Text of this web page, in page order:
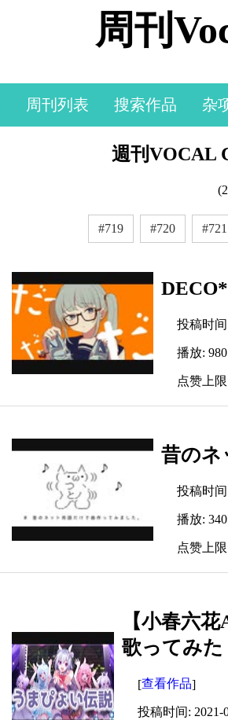
周刊
周刊列表 搜索作品 杂
週刊VOCAL
#719 #720 #721
投稿时间
播放:
点赞上
昔のネ
投稿时间
播放:
点赞上
【小春六
歌ってみた
[查看作品]
投稿时间: 2021-